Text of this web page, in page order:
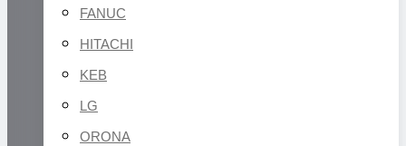
FANUC
HITACHI
KEB
LG
ORONA